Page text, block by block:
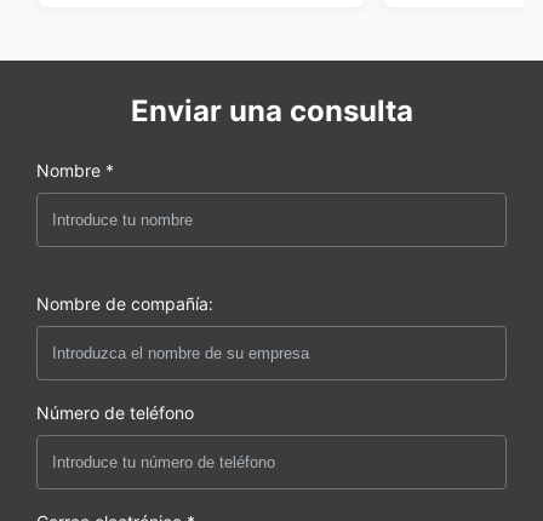
Enviar una consulta
Nombre *
Nombre de compañía:
Número de teléfono